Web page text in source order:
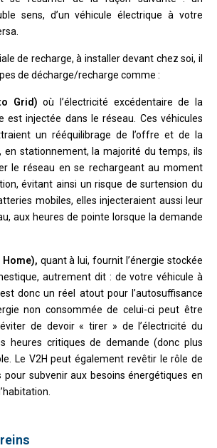
sens, d’un véhicule électrique à votre
de recharge, à installer devant chez soi, il
de décharge/recharge comme :
Grid) où l’électricité excédentaire de la
est injectée dans le réseau. Ces véhicules
un rééquilibrage de l’offre et de la
en stationnement, la majorité du temps, ils
le réseau en se rechargeant au moment
évitant ainsi un risque de surtension du
mobiles, elles injecteraient aussi leur
aux heures de pointe lorsque la demande
Home), quant à lui, fournit l’énergie stockée
autrement dit : de votre véhicule à
donc un réel atout pour l’autosuffisance
non consommée de celui-ci peut être
de devoir « tirer » de l’électricité du
heures critiques de demande (donc plus
Le V2H peut également revêtir le rôle de
pour subvenir aux besoins énergétiques en